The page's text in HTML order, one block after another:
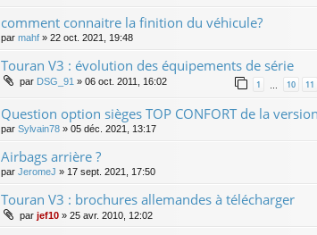
comment connaitre la finition du véhicule?
par mahf » 22 oct. 2021, 19:48
Touran V3 : évolution des équipements de série
par DSG_91 » 06 oct. 2011, 16:02 1 10 11
Question option sièges TOP CONFORT de la
par Sylvain78 » 05 déc. 2021, 13:17
Airbags arrière ?
par JeromeJ » 17 sept. 2021, 17:50
Touran V3 : brochures allemandes à télécharger
par jef10 » 25 avr. 2010, 12:02